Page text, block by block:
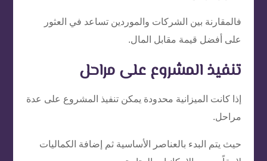
فالمقارنة بين الشركات والموردين تساعد في العثور
على أفضل قيمة مقابل المال.
تنفيذ المشروع على مراحل
إذا كانت الميزانية محدودة يمكن تنفيذ المشروع على عدة
مراحل.
حيث يتم البدء بالعناصر الأساسية ثم إضافة الكماليات